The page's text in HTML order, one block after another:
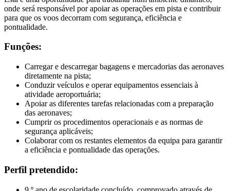
onde será responsável por apoiar as operações em pista e contribuir
para que os voos decorram com segurança, eficiência e
pontualidade.
Funções:
Carregar e descarregar bagagens e mercadorias das aeronaves
diretamente na pista;
Conduzir veículos e operar equipamentos essenciais à
atividade aeroportuária;
Apoiar as diferentes tarefas relacionadas com a preparação
das aeronaves;
Cumprir os procedimentos operacionais e as normas de
segurança aplicáveis;
Colaborar com os restantes elementos da equipa para garantir
a eficiência e pontualidade das operações.
Perfil pretendido: